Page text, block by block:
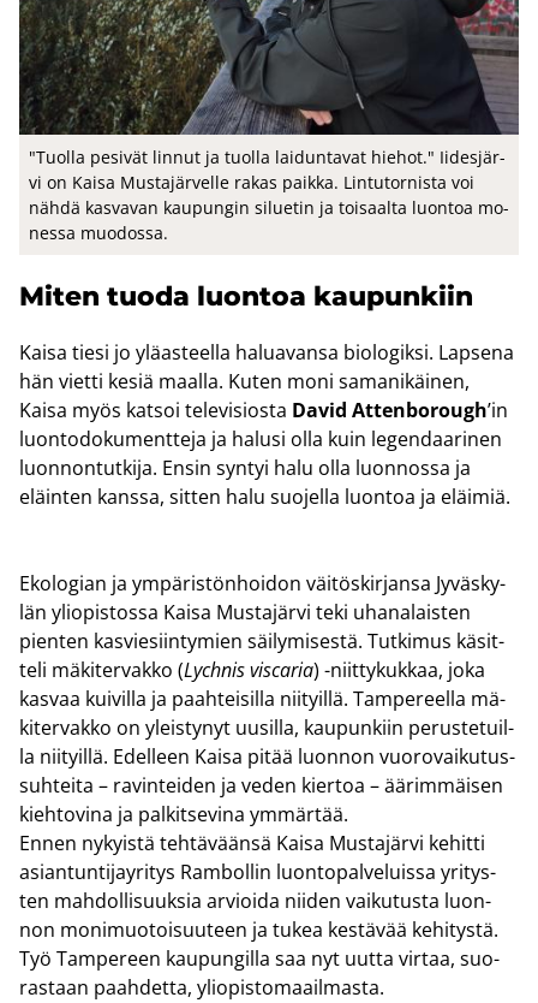
"Tuol­la pe­si­vät lin­nut ja tuol­la lai­dun­ta­vat hie­hot." Ii­des­jär­
vi on Kaisa Mus­ta­jär­vel­le rakas paik­ka. Lin­tu­tor­nis­ta voi
nähdä kas­va­van kau­pun­gin si­lue­tin ja toi­saal­ta luon­toa mo­
nes­sa muo­dos­sa.
Miten tuoda luon­toa kau­pun­kiin
Kaisa tiesi jo ylä­as­teel­la ha­lua­van­sa bio­lo­gik­si. Lap­se­na
hän viet­ti kesiä maal­la. Kuten moni sa­ma­ni­käi­nen,
Kaisa myös kat­soi te­le­vi­sios­ta David At­ten­bo­rough’in
luon­to­do­ku­ment­te­ja ja ha­lusi olla kuin le­gen­daa­ri­nen
luon­non­tut­ki­ja. Ensin syn­tyi halu olla luon­nos­sa ja
eläin­ten kans­sa, sit­ten halu suo­jel­la luon­toa ja eläi­miä.
Eko­lo­gian ja ym­pä­ris­tön­hoi­don väi­tös­kir­jan­sa Jy­väs­ky­
län yli­opis­tos­sa Kaisa Mus­ta­jär­vi teki uha­na­lais­ten
pien­ten kas­vie­siin­ty­mien säi­ly­mi­ses­tä. Tut­ki­mus kä­sit­
te­li mä­ki­ter­vak­ko (Lych­nis visca­ria) -​niittykukkaa, joka
kas­vaa kui­vil­la ja paah­tei­sil­la nii­tyil­lä. Tam­pe­reel­la mä­
ki­ter­vak­ko on yleis­ty­nyt uusil­la, kau­pun­kiin pe­rus­te­tuil­
la nii­tyil­lä. Edel­leen Kaisa pitää luon­non vuo­ro­vai­ku­tus­
suh­tei­ta – ra­vin­tei­den ja veden kier­toa – ää­rim­mäi­sen
kieh­to­vi­na ja pal­kit­se­vi­na ym­mär­tää.
Ennen ny­kyis­tä teh­tä­vään­sä Kaisa Mus­ta­jär­vi ke­hit­ti
asian­tun­ti­jay­ri­tys Ram­bol­lin luon­to­pal­ve­luis­sa yri­tys­
ten mah­dol­li­suuk­sia ar­vioi­da nii­den vai­ku­tus­ta luon­
non mo­ni­muo­toi­suu­teen ja tukea kes­tä­vää ke­hi­tys­tä.
Työ Tam­pe­reen kau­pun­gil­la saa nyt uutta vir­taa, suo­
ras­taan paah­det­ta, yli­opis­to­maa­il­mas­ta.